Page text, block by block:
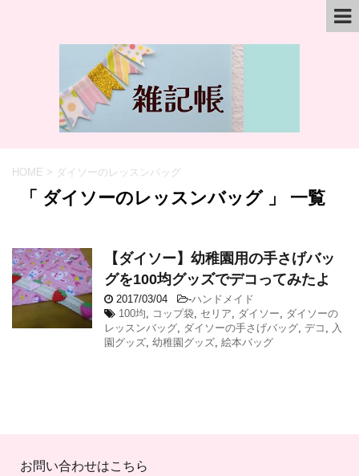
HOME > ダイソーのレッスンバッグ
「 ダイソーのレッスンバッグ 」 一覧
【ダイソー】幼稚園用の手さげバッ
グを100均グッズでデコってみたよ
2017/03/04 -ハンドメイド
100均, コップ袋, セリア, ダイソー, ダイソーの
レッスンバッグ, ダイソーの手さげバッグ, デコ , 入
園グッズ, 幼稚園グッズ, 絵本バッグ
お問い合わせはこちら